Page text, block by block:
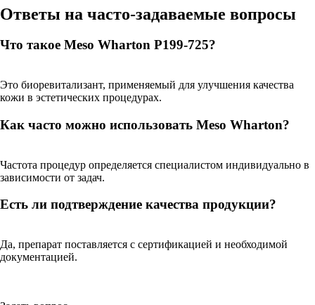
Ответы на часто-задаваемые вопросы
Что такое Meso Wharton P199-725?
Это биоревитализант, применяемый для улучшения качества
кожи в эстетических процедурах.
Как часто можно использовать Meso Wharton?
Частота процедур определяется специалистом индивидуально в
зависимости от задач.
Есть ли подтверждение качества продукции?
Да, препарат поставляется с сертификацией и необходимой
документацией.